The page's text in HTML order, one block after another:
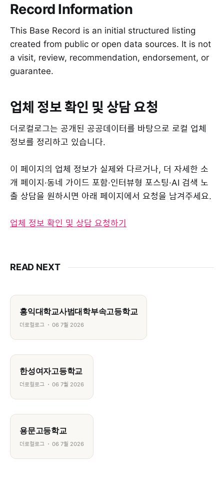
Record Information
This Base Record is an initial structured listing
created from public or open data sources. It is not
a visit, review, recommendation, endorsement, or
guarantee.
업체 정보 확인 및 상담 요청
더로컬로그는 공개된 공공데이터를 바탕으로 로컬 업체
정보를 정리하고 있습니다.
이 페이지의 업체 정보가 실제와 다르거나, 더 자세한 소
개 페이지·동네 가이드 포함·인터뷰형 포스팅·AI 검색 노
출 상담을 원하시면 아래 페이지에서 요청을 남겨주세요.
업체 정보 확인 및 상담 요청하기
READ NEXT
홍익대학교사범대학부속고등학교
더로컬로그 06 7월 2026
한성여자고등학교
더로컬로그 06 7월 2026
용문고등학교
더로컬로그 06 7월 2026